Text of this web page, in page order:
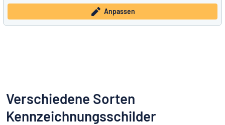
Anpassen
Verschiedene Sorten
Kennzeichnungsschilder